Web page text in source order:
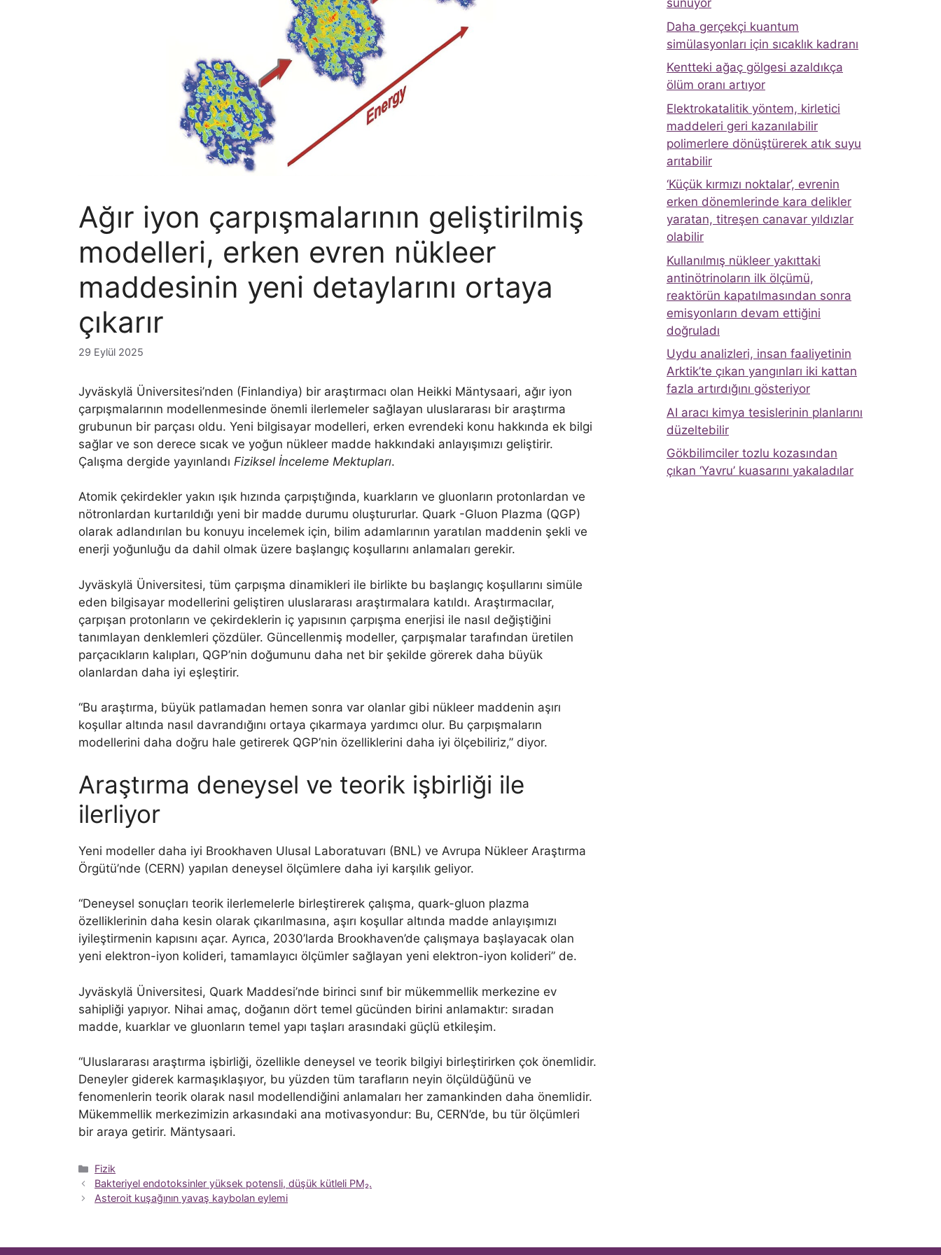
Ağır iyon çarpışmalarının geliştirilmiş
modelleri, erken evren nükleer
maddesinin yeni detaylarını ortaya
çıkarır
29 Eylül 2025
Jyväskylä Üniversitesi’nden (Finlandiya) bir araştırmacı olan Heikki Mäntysaari, ağır iyon
çarpışmalarının modellenmesinde önemli ilerlemeler sağlayan uluslararası bir araştırma
grubunun bir parçası oldu. Yeni bilgisayar modelleri, erken evrendeki konu hakkında ek bilgi
sağlar ve son derece sıcak ve yoğun nükleer madde hakkındaki anlayışımızı geliştirir.
Çalışma dergide yayınlandı Fiziksel İnceleme Mektupları.
Atomik çekirdekler yakın ışık hızında çarpıştığında, kuarkların ve gluonların protonlardan ve
nötronlardan kurtarıldığı yeni bir madde durumu oluştururlar. Quark -Gluon Plazma (QGP)
olarak adlandırılan bu konuyu incelemek için, bilim adamlarının yaratılan maddenin şekli ve
enerji yoğunluğu da dahil olmak üzere başlangıç ​​koşullarını anlamaları gerekir.
Jyväskylä Üniversitesi, tüm çarpışma dinamikleri ile birlikte bu başlangıç ​​koşullarını simüle
eden bilgisayar modellerini geliştiren uluslararası araştırmalara katıldı. Araştırmacılar,
çarpışan protonların ve çekirdeklerin iç yapısının çarpışma enerjisi ile nasıl değiştiğini
tanımlayan denklemleri çözdüler. Güncellenmiş modeller, çarpışmalar tarafından üretilen
parçacıkların kalıpları, QGP’nin doğumunu daha net bir şekilde görerek daha büyük
olanlardan daha iyi eşleştirir.
“Bu araştırma, büyük patlamadan hemen sonra var olanlar gibi nükleer maddenin aşırı
koşullar altında nasıl davrandığını ortaya çıkarmaya yardımcı olur. Bu çarpışmaların
modellerini daha doğru hale getirerek QGP’nin özelliklerini daha iyi ölçebiliriz,” diyor.
Araştırma deneysel ve teorik işbirliği ile
ilerliyor
Yeni modeller daha iyi Brookhaven Ulusal Laboratuvarı (BNL) ve Avrupa Nükleer Araştırma
Örgütü’nde (CERN) yapılan deneysel ölçümlere daha iyi karşılık geliyor.
“Deneysel sonuçları teorik ilerlemelerle birleştirerek çalışma, quark-gluon plazma
özelliklerinin daha kesin olarak çıkarılmasına, aşırı koşullar altında madde anlayışımızı
iyileştirmenin kapısını açar. Ayrıca, 2030’larda Brookhaven’de çalışmaya başlayacak olan
yeni elektron-iyon kolideri, tamamlayıcı ölçümler sağlayan yeni elektron-iyon kolideri” de.
Jyväskylä Üniversitesi, Quark Maddesi’nde birinci sınıf bir mükemmellik merkezine ev
sahipliği yapıyor. Nihai amaç, doğanın dört temel gücünden birini anlamaktır: sıradan
madde, kuarklar ve gluonların temel yapı taşları arasındaki güçlü etkileşim.
“Uluslararası araştırma işbirliği, özellikle deneysel ve teorik bilgiyi birleştirirken çok önemlidir.
Deneyler giderek karmaşıklaşıyor, bu yüzden tüm tarafların neyin ölçüldüğünü ve
fenomenlerin teorik olarak nasıl modellendiğini anlamaları her zamankinden daha önemlidir.
Mükemmellik merkezimizin arkasındaki ana motivasyondur: Bu, CERN’de, bu tür ölçümleri
bir araya getirir. Mäntysaari.
Kategoriler
Fizik
Bakteriyel endotoksinler yüksek potensli, düşük kütleli PM₂.
Asteroit kuşağının yavaş kaybolan eylemi
sunuyor
Daha gerçekçi kuantum
simülasyonları için sıcaklık kadranı
Kentteki ağaç gölgesi azaldıkça
ölüm oranı artıyor
Elektrokatalitik yöntem, kirletici
maddeleri geri kazanılabilir
polimerlere dönüştürerek atık suyu
arıtabilir
‘Küçük kırmızı noktalar’, evrenin
erken dönemlerinde kara delikler
yaratan, titreşen canavar yıldızlar
olabilir
Kullanılmış nükleer yakıttaki
antinötrinoların ilk ölçümü,
reaktörün kapatılmasından sonra
emisyonların devam ettiğini
doğruladı
Uydu analizleri, insan faaliyetinin
Arktik’te çıkan yangınları iki kattan
fazla artırdığını gösteriyor
AI aracı kimya tesislerinin planlarını
düzeltebilir
Gökbilimciler tozlu kozasından
çıkan ‘Yavru’ kuasarını yakaladılar